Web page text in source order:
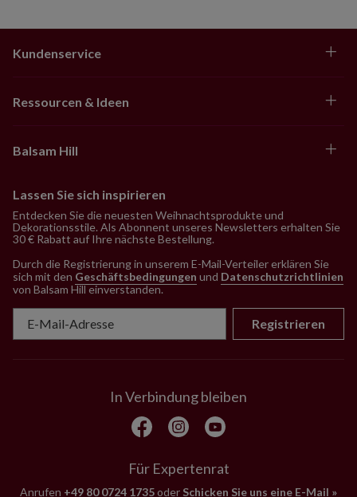
Kundenservice
Ressourcen & Ideen
Balsam Hill
Lassen Sie sich inspirieren
Entdecken Sie die neuesten Weihnachtsprodukte und
Dekorationsstile. Als Abonnent unseres Newsletters erhalten Sie
30 € Rabatt auf Ihre nächste Bestellung.
Durch die Registrierung in unserem E-Mail-Verteiler erklären Sie
sich mit den Geschäftsbedingungen und Datenschutzrichtlinien
von Balsam Hill einverstanden.
Registrieren
In Verbindung bleiben
Für Expertenrat
Anrufen +49 80 0724 1735oder Schicken Sie uns eine E-Mail »